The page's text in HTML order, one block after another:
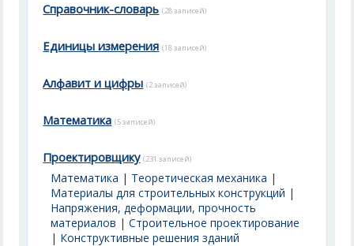
Справочник-словарь (28 записей)
Единицы измерения (18 записей)
Алфавит и цифры (2 записей)
Математика (5 записей)
Проектировщику (231 записей)
Математика | Теоретическая механика |
Материалы для строительных конструкций |
Напряжения, деформации, прочность
материалов |Строительное проектирование
| Конструктивные решения зданий